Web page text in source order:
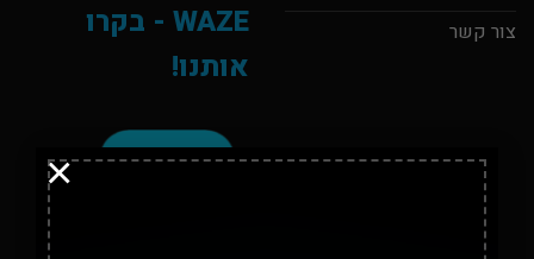
×
צור קשר
WAZE - בקרו
אותנו!